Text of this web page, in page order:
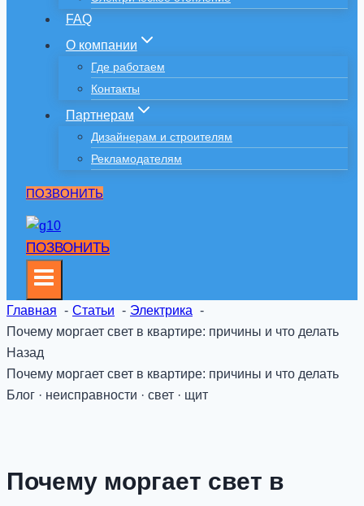
FAQ
О компании
Где работаем
Контакты
Партнерам
Дизайнерам и строителям
Рекламодателям
ПОЗВОНИТЬ
ПОЗВОНИТЬ
Главная Статьи
Электрика
Почему моргает свет в квартире: причины и что делать
Назад
Почему моргает свет в квартире: причины и что делать
Блог · неисправности · свет · щит
Почему моргает свет в